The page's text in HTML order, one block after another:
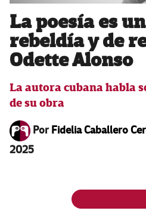
La poesía es
rebeldía y de
Odette Alonso
La autora cubana habla
de su obra
PorFidelia Caballero
2025